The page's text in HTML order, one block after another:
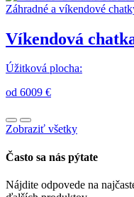
Záhradné a víkendové
Víkendová
Úžitková plocha:
od 6009 €
Zobraziť všetky
Často sa nás pýtate
Nájdite odpovede na